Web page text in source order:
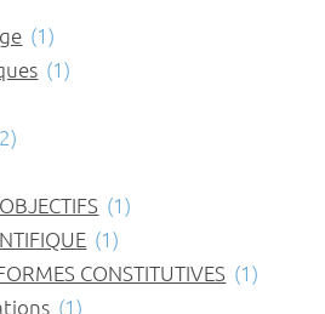
(1)
(1)
(1)
(1)
CONSTITUTIVES (1)
(1)